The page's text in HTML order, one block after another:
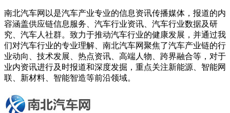
南北汽车网以是汽车产业专业的信息资讯传播媒体，报道的内
容涵盖供应链信息服务、汽车行业资讯、汽车行业数据及研
究、汽车人社群。致力于推动汽车行业的健康发展，并通过我
们对汽车行业的专业理解、南北汽车网聚焦了汽车产业链的行
业动向、技术发展、热点资讯、高端人物、跨界融合等，对于
业内资讯进行及时报道和深度发掘，重点关注新能源、智能网
联、新材料、智能智造等前沿领域。